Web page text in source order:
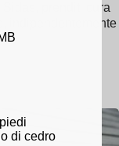
prenditi cura
indipendentemente
di cedro